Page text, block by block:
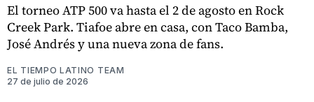
El torneo ATP 500 va hasta el 2 de agosto en Rock
Creek Park. Tiafoe abre en casa, con Taco Bamba,
José Andrés y una nueva zona de fans.
EL TIEMPO LATINO TEAM
27 de julio de 2026